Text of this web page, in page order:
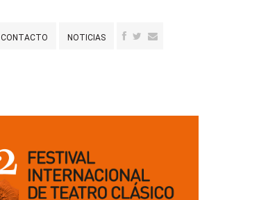
CONTACTO NOTICIAS